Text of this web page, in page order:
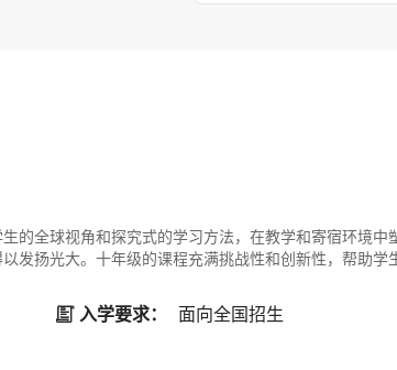
的全球视角和探究式的学习方法，在教学和寄宿环境中
发扬光大。十年级的课程充满挑战性和创新性，帮助学
 入学要求： 面向全国招生